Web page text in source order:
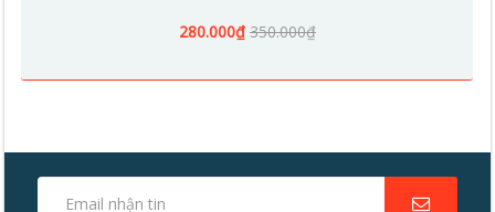
280.000₫ 350.000₫